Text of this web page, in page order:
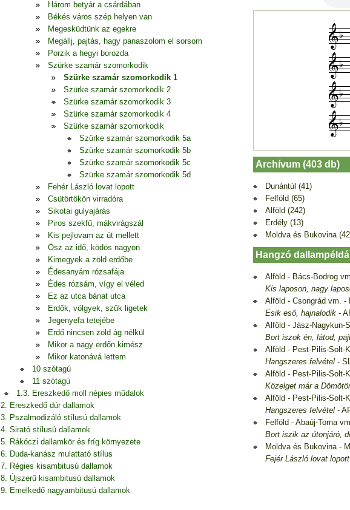
Három betyár a csárdában
Békés város szép helyen van
Megesküdtünk az egekre
Megállj, pajtás, hagy panaszolom el sorsom
Porzik a hegyi borozda
Szürke szamár szomorkodik
Szürke szamár szomorkodik 1
Szürke szamár szomorkodik 2
Szürke szamár szomorkodik 3
Szürke szamár szomorkodik 4
Szürke szamár szomorkodik
Szürke szamár szomorkodik 5a
Szürke szamár szomorkodik 5b
Szürke szamár szomorkodik 5c
Szürke szamár szomorkodik 5d
Fehér László lovat lopott
Csütörtökön virradóra
Sikotai gulyajárás
Piros szekfű, mákvirágszál
Kis pejlovam az út mellett
Ösz az idő, ködös nagyon
Kimegyek a zöld erdőbe
Édesanyám rózsafája
Édes rózsám, vígy el véled
Ez az utca bánat utca
Erdők, völgyek, szűk ligetek
Jegenyefa tetejébe
Erdő nincsen zöld ág nélkül
Mikor a nagy erdőn kimész
Mikor katonává lettem
10 szótagú
11 szótagú
1.3. Ereszkedő moll népies műdalok
2. Ereszkedő dúr dallamok
3. Pszalmodizáló stílusú dallamok
4. Sirató stílusú dallamok
5. Rákóczi dallamkör és fríg környezete
6. Duda-kanász mulattató stílus
7. Régies kisambitusú dallamok
8. Újszerű kisambitusú dallamok
9. Emelkedő nagyambitusú dallamok
Archívum (403 db)
Dunántúl (41)
Felföld (65)
Alföld (242)
Erdély (13)
Moldva és Bukovina
Hangzó
Alföld - Bács-Bodrog
Kis laposon, nagy
Alföld - Csongrád vm. -
Esik eső, hajnalodik -
Alföld - Jász-Nagykun-
Bort iszok én, látod,
Alföld - Pest-Pilis-Solt-
Hangszeres felvétel -
Alföld - Pest-Pilis-Solt-
Közelget már a Dömötör
Alföld - Pest-Pilis-Solt-
Hangszeres felvétel -
Felföld - Abaúj-Torna
Bort iszik az útonjáró,
Moldva és Bukovina -
Fejér László lovat lopott